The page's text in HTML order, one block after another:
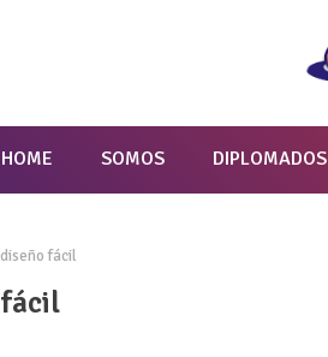
HOME SOMOS DIPLOMADOS
fácil